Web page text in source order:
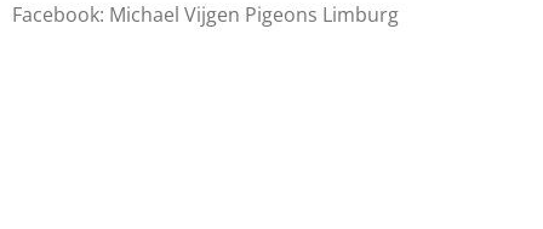
Facebook: Michael Vijgen Pigeons Limburg